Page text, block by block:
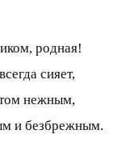
родная!
сияет,
нежным,
и безбрежным.